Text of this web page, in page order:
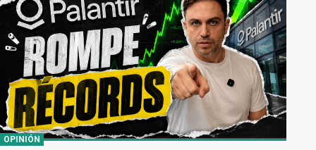
OPINIÓN